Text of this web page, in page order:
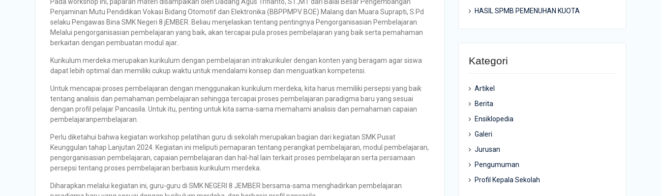
Penjaminan Mutu Pendidikan Vokasi Bidang Otomotif dan Elektronika (BBPPMPV BOE) Malang dan Muara Suprapti, S.Pd
selaku Pengawas Bina SMK Negeri 8 jEMBER. Beliau menjelaskan tentang pentingnya Pengorganisasian Pembelajaran.
Melalui pengorganisasian pembelajaran yang baik, akan tercapai pula proses pembelajaran yang baik serta pemahaman
berkaitan dengan pembuatan modul ajar..
Kurikulum merdeka merupakan kurikulum dengan pembelajaran intrakurikuler dengan konten yang beragam agar siswa
dapat lebih optimal dan memiliki cukup waktu untuk mendalami konsep dan menguatkan kompetensi.
Untuk mencapai proses pembelajaran dengan menggunakan kurikulum merdeka, kita harus memiliki persepsi yang baik
tentang analisis dan pemahaman pembelajaran sehingga tercapai proses pembelajaran paradigma baru yang sesuai
dengan profil pelajar Pancasila. Untuk itu, penting untuk kita sama-sama memahami analisis dan pemahaman capaian
pembelajaranpembelajaran.
Perlu diketahui bahwa kegiatan workshop pelatihan guru di sekolah merupakan bagian dari kegiatan SMK Pusat
Keunggulan tahap Lanjutan 2024. Kegiatan ini meliputi pemaparan tentang perangkat pembelajaran, modul pembelajaran,
pengorganisasian pembelajaran, capaian pembelajaran dan hal-hal lain terkait proses pembelajaran serta persamaan
persepsi tentang proses pembelajaran berbasis kurikulum merdeka.
Diharapkan melalui kegiatan ini, guru-guru di SMK NEGERI 8 JEMBER bersama-sama menghadirkan pembelajaran
HASIL SPMB PEMENUHAN KUOTA
Kategori
Artikel
Berita
Ensiklopedia
Galeri
Jurusan
Pengumuman
Profil Kepala Sekolah